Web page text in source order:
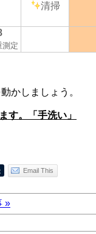
清掃
測定
かしましょう。
す。「手洗い」
Email This
»